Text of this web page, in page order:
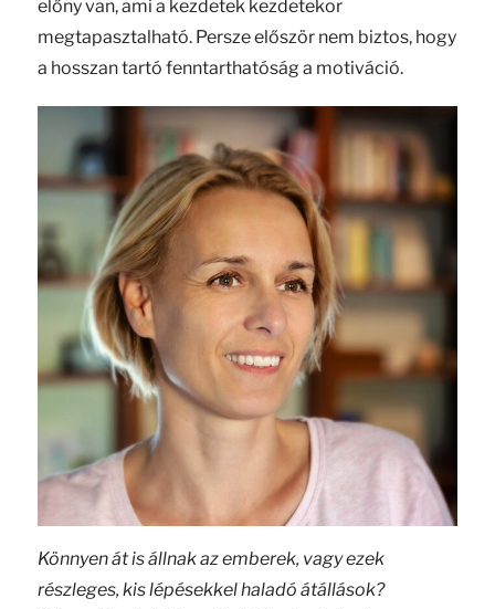
előny van, ami a kezdetek kezdetekor
megtapasztalható. Persze először nem biztos, hogy
a hosszan tartó fenntarthatóság a motiváció.
Könnyen át is állnak az emberek, vagy ezek
részleges, kis lépésekkel haladó átállások?